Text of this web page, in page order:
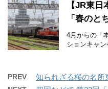
【JR東
「春のと
4月からの「
ションキャ
PREV 知られざる桜の名所